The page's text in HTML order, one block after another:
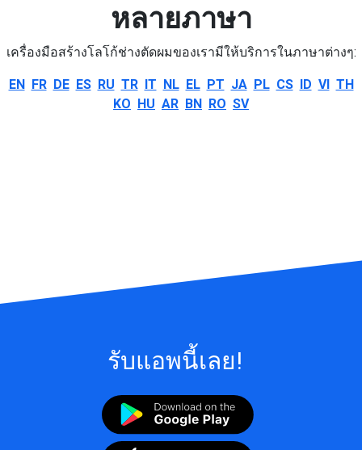
หลายภาษา
เครื่องมือสร้างโลโก้ช่างตัดผมของเรามีให้บริการในภาษาต่างๆ:
EN FR DE ES RU TR IT NL EL PT JA PL CS ID VI TH
KO HU AR BN RO SV
รับแอพนี้เลย!